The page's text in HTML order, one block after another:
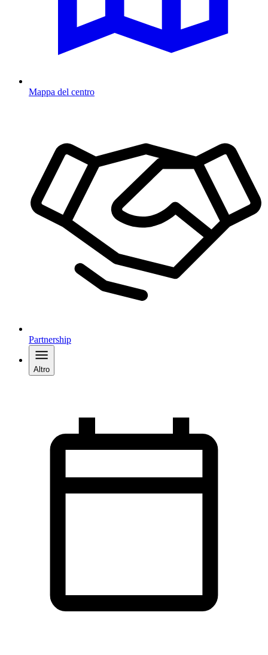
Mappa del centro
Partnership
Altro